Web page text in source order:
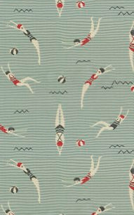
Neue
Diese
kommen